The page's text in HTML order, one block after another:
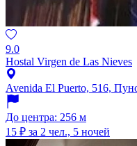
9.0
Hostal Virgen de Las Nieves
Avenida El Puerto, 516,
До центра: 256 м
15 ₽ за 2 чел., 5 ночей